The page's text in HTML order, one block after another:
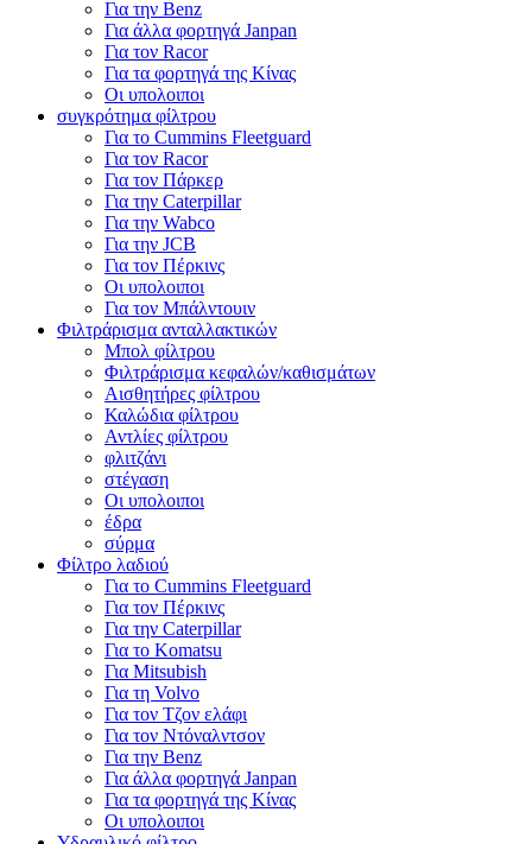
Για την Benz
Για άλλα φορτηγά Janpan
Για τον Racor
Για τα φορτηγά της Κίνας
Οι υπολοιποι
συγκρότημα φίλτρου
Για το Cummins Fleetguard
Για τον Racor
Για τον Πάρκερ
Για την Caterpillar
Για την Wabco
Για την JCB
Για τον Πέρκινς
Οι υπολοιποι
Για τον Μπάλντουιν
Φιλτράρισμα ανταλλακτικών
Μπολ φίλτρου
Φιλτράρισμα κεφαλών/καθισμάτων
Αισθητήρες φίλτρου
Καλώδια φίλτρου
Αντλίες φίλτρου
φλιτζάνι
στέγαση
Οι υπολοιποι
έδρα
σύρμα
Φίλτρο λαδιού
Για το Cummins Fleetguard
Για τον Πέρκινς
Για την Caterpillar
Για το Komatsu
Για Mitsubish
Για τη Volvo
Για τον Τζον ελάφι
Για τον Ντόναλντσον
Για την Benz
Για άλλα φορτηγά Janpan
Για τα φορτηγά της Κίνας
Οι υπολοιποι